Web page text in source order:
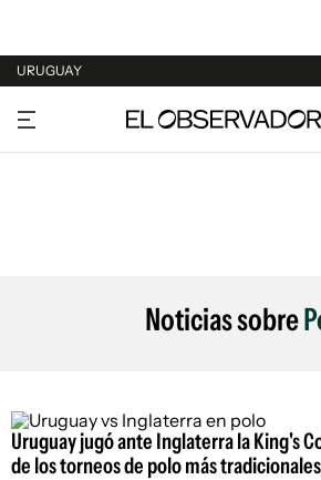
URUGUAY
URUGUAY
ARGENTINA
Noticias sobre
Uruguay jugó ante Inglaterra la King's
de los torneos de polo más